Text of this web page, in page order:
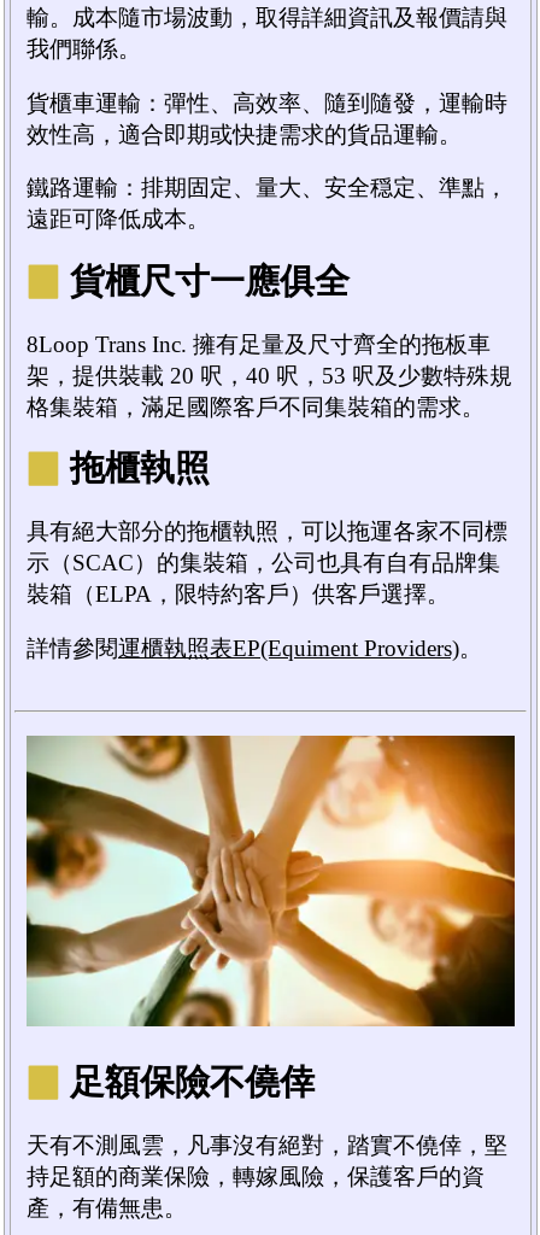
輸。成本隨市場波動，取得詳細資訊及報價請與
我們聯係。
貨櫃車運輸：彈性、高效率、隨到隨發，運輸時
效性高，適合即期或快捷需求的貨品運輸。
鐵路運輸：排期固定、量大、安全穏定、準點，
遠距可降低成本。
貨櫃尺寸一應俱全
8Loop Trans Inc. 擁有足量及尺寸齊全的拖板車
架，提供裝載 20 呎，40 呎，53 呎及少數特殊規
格集裝箱，滿足國際客戶不同集裝箱的需求。
拖櫃執照
具有絕大部分的拖櫃執照，可以拖運各家不同標
示（SCAC）的集裝箱，公司也具有自有品牌集
裝箱（ELPA，限特約客戶）供客戶選擇。
詳情參閱運櫃執照表EP(Equiment Providers)。
足額保險不僥倖
天有不測風雲，凡事沒有絕對，踏實不僥倖，堅
持足額的商業保險，轉嫁風險，保護客戶的資
產，有備無患。